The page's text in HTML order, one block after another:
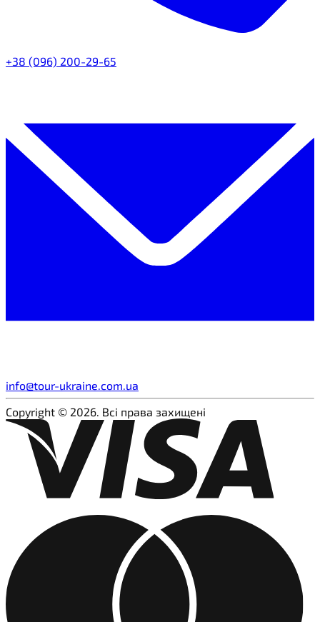
+38 (096) 200-29-65
info@tour-ukraine.com.ua
Copyright © 2026. Всі права захищені